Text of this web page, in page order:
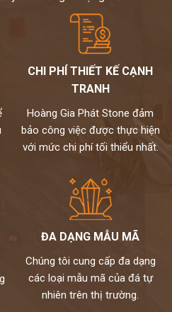
không phải qua trung gian
ngũ thợ tay nghề cao đã
đến 18 năm chống ố,chống
định kỳ 6 tháng một lần và khi
chúng tôi sẽ được lưu bảo hành
hành cùng khách hàng.
Phát tự hào là đơn vị
số 1 tại Hà Nội
PHÚC CỦA CHÚNG TÔI - HÂN
- 0946916986
CHI PHÍ THIẾT KẾ CẠNH
TRANH
Hoàng Gia Phát Stone đảm
bảo công việc được thực hiện
với mức chi phí tối thiểu nhất.
ĐA DẠNG MẪU MÃ
Chúng tôi cung cấp đa dạng
các loại mẫu mã của đá tự
nhiên trên thị trường.